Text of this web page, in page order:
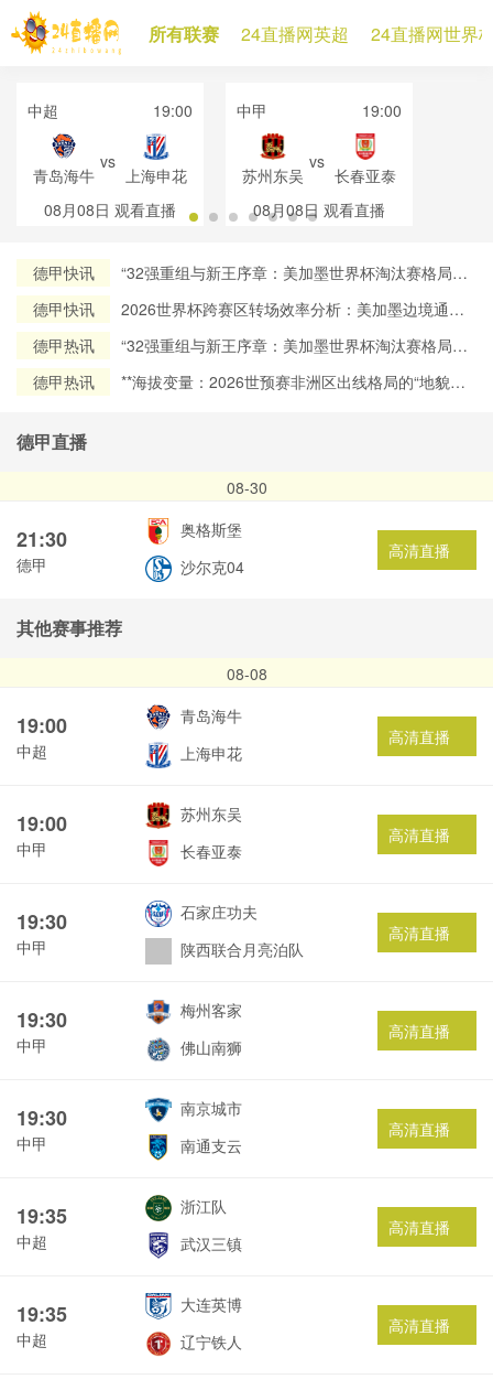
所有联赛 24直播网英超 24直播网世界
中超 19:00
青岛海牛
vs
上海申花
08月08日 观看直播
中甲 19:00
苏州东吴
vs
长春亚泰
08月08日 观看直播
德甲快讯
“32强重组与新王序章：美加墨世界杯淘汰赛格局再
德甲快讯
2026世界杯跨赛区转场效率分析：美加墨边境通关
德甲热讯
“32强重组与新王序章：美加墨世界杯淘汰赛格局再
德甲热讯
**海拔变量：2026世预赛非洲区出线格局的“地貌暗
德甲直播
08-30
21:30
德甲
奥格斯堡
沙尔克04
高清直播
其他赛事推荐
08-08
19:00
中超
青岛海牛
上海申花
高清直播
19:00
中甲
苏州东吴
长春亚泰
高清直播
19:30
中甲
石家庄功夫
陕西联合月亮泊队
高清直播
19:30
中甲
梅州客家
佛山南狮
高清直播
19:30
中甲
南京城市
南通支云
高清直播
19:35
中超
浙江队
武汉三镇
高清直播
19:35
中超
大连英博
辽宁铁人
高清直播